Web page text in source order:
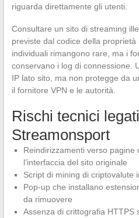
riguarda direttamente gli utenti.
Consultare un sito di streaming
previste dal codice della
individuali rimangono rare, ma i
conservano i log di connessione.
IP lato sito, ma non protegge da
il fornitore VPN e le autorità.
Rischi tecnici
Streamonsport
Reindirizzamenti verso pagine
l’interfaccia del sito originale
Script di mining di criptovalute
Pop-up che installano
da rimuovere
Assenza di crittografia HTTPS